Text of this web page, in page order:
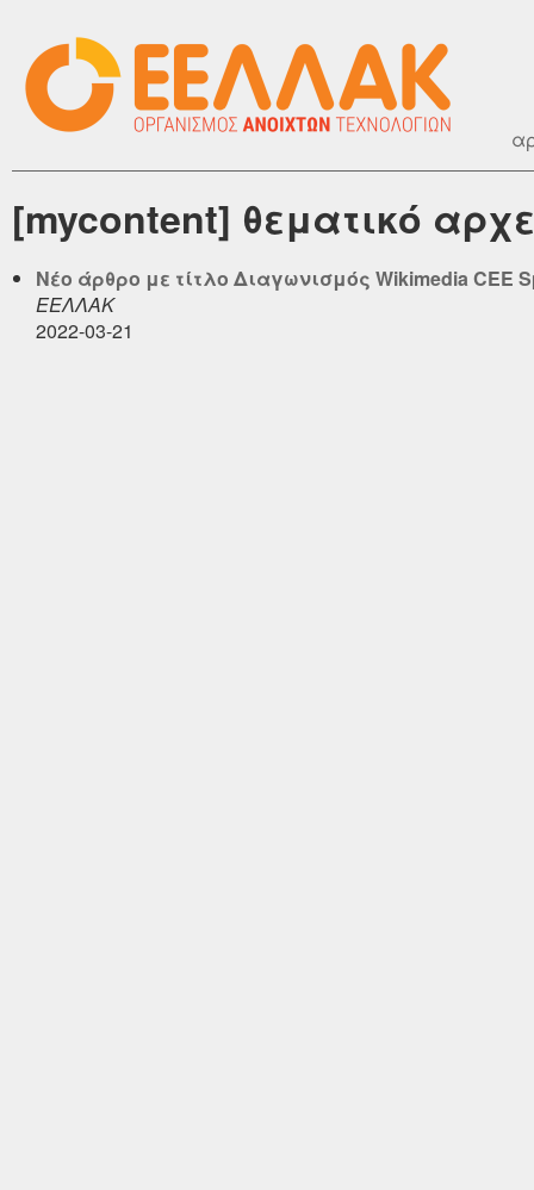
[mycontent] θεματικό
Νέο άρθρο με τίτλο Διαγωνισμός Wikimedia CEE
ΕΕΛΛΑΚ
2022-03-21